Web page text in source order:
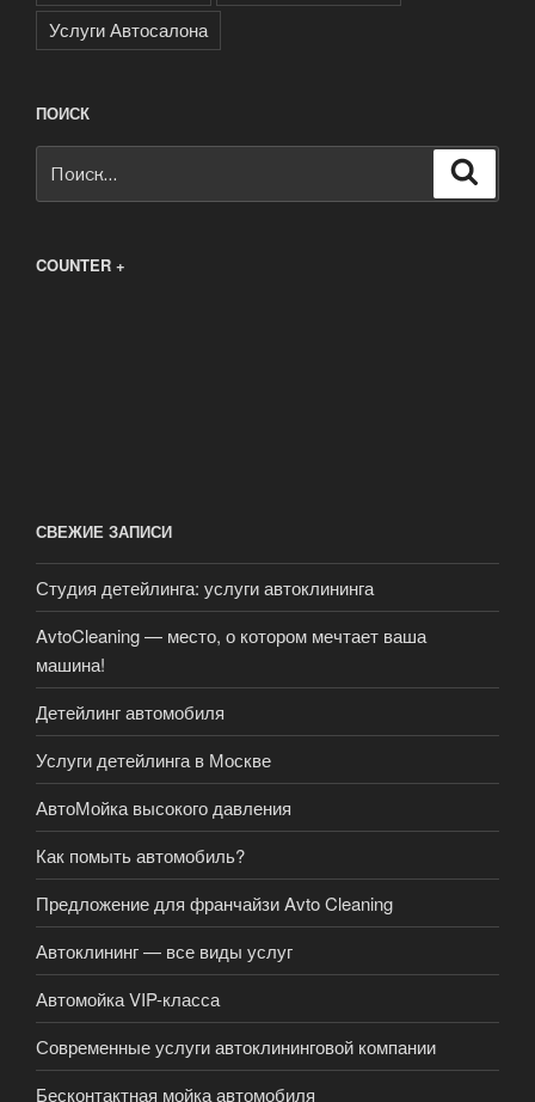
Услуги Автосалона
ПОИСК
COUNTER +
СВЕЖИЕ ЗАПИСИ
Студия детейлинга: услуги автоклининга
AvtoCleaning — место, о котором мечтает ваша
машина!
Детейлинг автомобиля
Услуги детейлинга в Москве
АвтоМойка высокого давления
Как помыть автомобиль?
Предложение для франчайзи Avto Cleaning
Автоклининг — все виды услуг
Автомойка VIP-класса
Современные услуги автоклининговой компании
Бесконтактная мойка автомобиля